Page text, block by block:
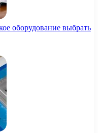
оборудование выбрать